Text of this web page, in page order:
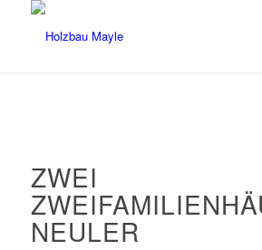
ZWEI
NEULER